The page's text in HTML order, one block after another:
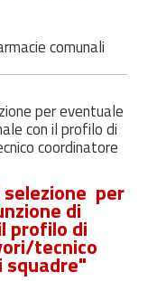
comunali
per eventuale
con il profilo di
coordinatore
selezione per
di
profilo di
tecnico
squadre"